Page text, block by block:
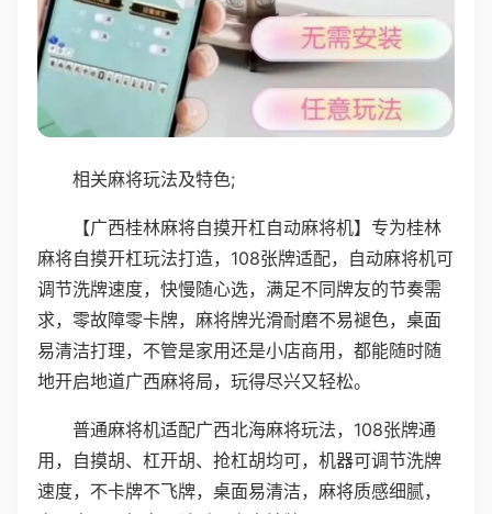
相关麻将玩法及特色;
【广西桂林麻将自摸开杠自动麻将机】专为桂林
麻将自摸开杠玩法打造，108张牌适配，自动麻将机可
调节洗牌速度，快慢随心选，满足不同牌友的节奏需
求，零故障零卡牌，麻将牌光滑耐磨不易褪色，桌面
易清洁打理，不管是家用还是小店商用，都能随时随
地开启地道广西麻将局，玩得尽兴又轻松。
普通麻将机适配广西北海麻将玩法，108张牌通
用，自摸胡、杠开胡、抢杠胡均可，机器可调节洗牌
速度，不卡牌不飞牌，桌面易清洁，麻将质感细腻，